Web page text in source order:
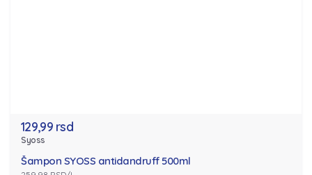
129,99 rsd
Syoss
Šampon SYOSS antidandruff 500ml